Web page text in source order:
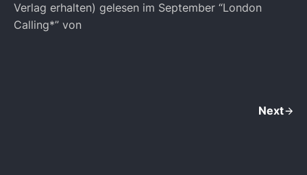
Verlag erhalten) gelesen im September “London
Calling*” von
Next